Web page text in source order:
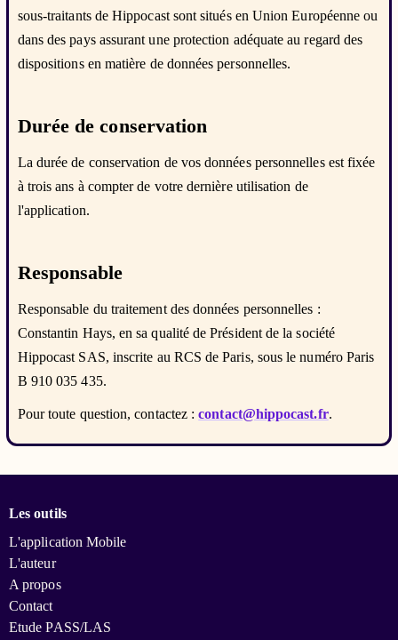
sous-traitants de Hippocast sont situés en Union Européenne ou
dans des pays assurant une protection adéquate au regard des
dispositions en matière de données personnelles.
Durée de conservation
La durée de conservation de vos données personnelles est fixée
à trois ans à compter de votre dernière utilisation de
l'application.
Responsable
Responsable du traitement des données personnelles :
Constantin Hays, en sa qualité de Président de la société
Hippocast SAS, inscrite au RCS de Paris, sous le numéro Paris
B 910 035 435.
Pour toute question, contactez :contact@hippocast.fr.
Les outils
L'application Mobile
L'auteur
A propos
Contact
Etude PASS/LAS